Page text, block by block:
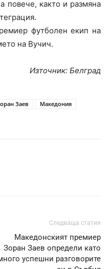
повече, както и размяна
футболен екип на
на Вучич.
Източник: Белград
Заев
Македония
Следваща статия
Македонският премиер
Зоран Заев определи като
успешни разговорите